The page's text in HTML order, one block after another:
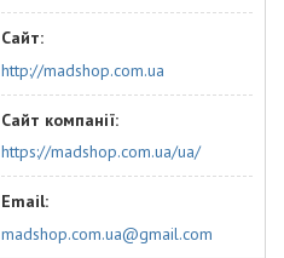
http://madshop.com.ua
https://madshop.com.ua/ua/
madshop.com.ua@gmail.com